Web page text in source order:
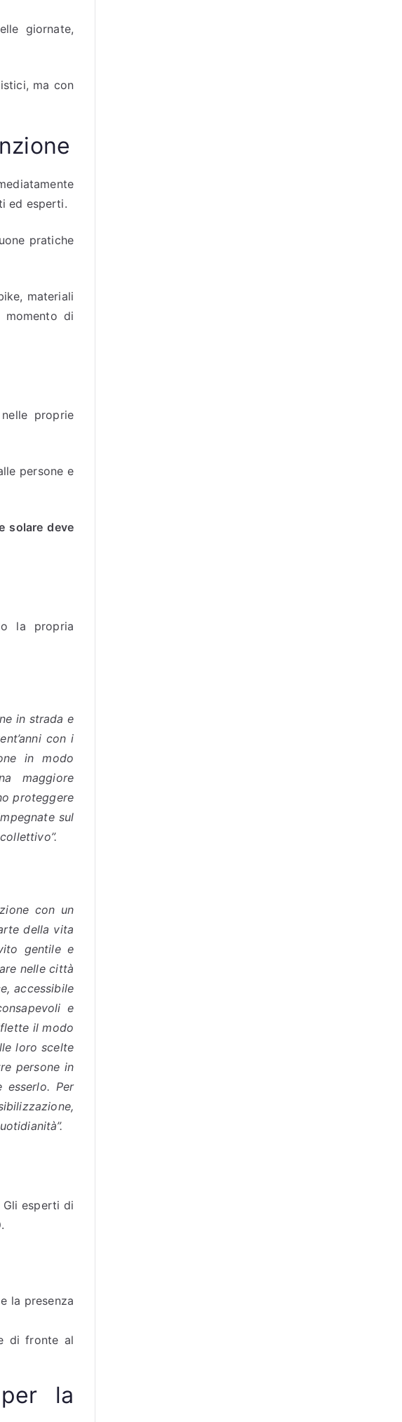
giornate,
ma con
ed esperti.
pratiche
materiali
di
proprie
persone e
solare deve
la propria
in strada e
con i
in modo
maggiore
proteggere
sul
con un
della vita
gentile e
nelle città
accessibile
e
il modo
loro scelte
persone in
Per
Gli esperti di
.
la presenza
di fronte al
la